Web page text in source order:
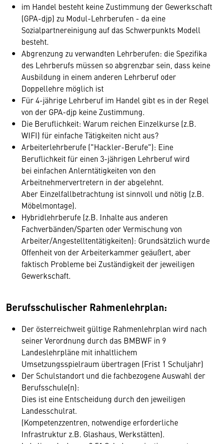
im Handel besteht keine Zustimmung der Gewerkschaft
(GPA-djp) zu Modul-Lehrberufen - da eine
Sozialpartnereinigung auf das Schwerpunkts Modell
besteht.
Abgrenzung zu verwandten Lehrberufen: die Spezifika
des Lehrberufs müssen so abgrenzbar sein, dass keine
Ausbildung in einem anderen Lehrberuf oder
Doppellehre möglich ist
Für 4-jährige Lehrberuf im Handel gibt es in der Regel
von der GPA-djp keine Zustimmung.
Die Beruflichkeit: Warum reichen Einzelkurse (z.B.
WIFI) für einfache Tätigkeiten nicht aus?
Arbeiterlehrberufe ("Hackler-Berufe"): Eine
Beruflichkeit für einen 3-jährigen Lehrberuf wird
bei einfachen Anlerntätigkeiten von den
Arbeitnehmervertretern in der abgelehnt.
Aber Einzelfallbetrachtung ist sinnvoll und nötig (z.B.
Möbelmontage).
Hybridlehrberufe (z.B. Inhalte aus anderen
Fachverbänden/Sparten oder Vermischung von
Arbeiter/Angestelltentätigkeiten): Grundsätzlich wurde
Offenheit von der Arbeiterkammer geäußert, aber
faktisch Probleme bei Zuständigkeit der jeweiligen
Gewerkschaft.
Berufsschulischer Rahmenlehrplan:
Der österreichweit gültige Rahmenlehrplan wird nach
seiner Verordnung durch das BMBWF in 9
Landeslehrpläne mit inhaltlichem
Umsetzungsspielraum übertragen (Frist 1 Schuljahr)
Der Schulstandort und die fachbezogene Auswahl der
Berufsschule(n):
Dies ist eine Entscheidung durch den jeweiligen
Landesschulrat.
(Kompetenzzentren, notwendige erforderliche
Infrastruktur z.B. Glashaus, Werkstätten).